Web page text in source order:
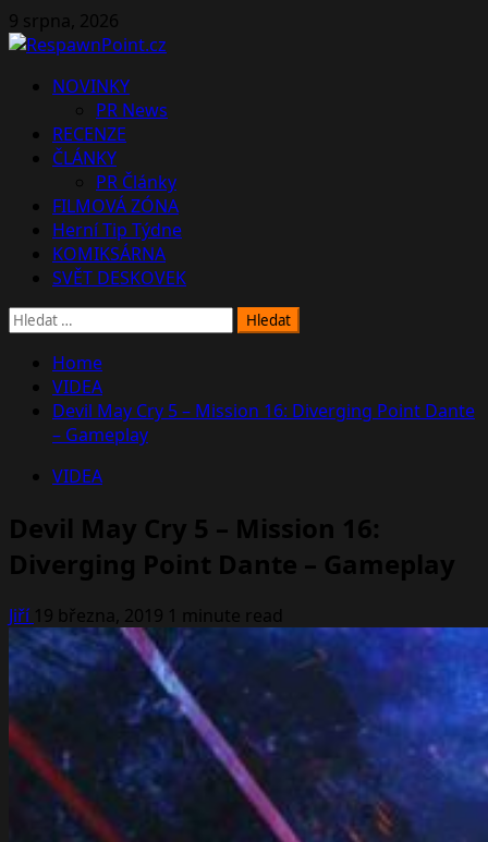
Skip
to
9 srpna, 2026
PrimaryNOVINKY
PR News
RECENZE
ČLÁNKY
PR Články
FILMOVÁ ZÓNA
Herní Tip Týdne
KOMIKSÁRNA
SVĚT DESKOVEK
Vyhledávání
Home
VIDEA
Devil May Cry 5 – Mission 16: Diverging Point Dante
– Gameplay
VIDEA
Devil May Cry 5 – Mission 16:
Diverging Point Dante – Gameplay
Jiří 19 března, 2019 1 minute read